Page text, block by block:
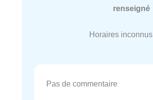
renseigné
Horaires inconnus
Pas de commentaire